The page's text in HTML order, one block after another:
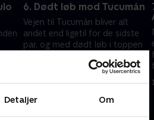
Detaljer Om
6. Dødt løb mod Tucumán
Vejen til Tucumán bliver alt
andet end ligetil for de sidste
par, og med dødt løb i toppen
sig at blive afgørende.
4. april 2026 • 50 min